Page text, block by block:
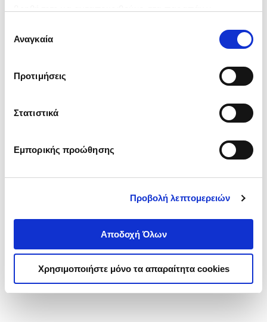
ενδιαφέρουν και να επιλέξετε από τα παρακάτω με την
΄΄και να ενημερωθείτε σχετικά με
συγκατάθεσης
Αναγκαία
Προτιμήσεις
Στατιστικά
Εμπορικής προώθησης
Προβολή λεπτομερειών
Αποδοχή Όλων
Χρησιμοποιήστε μόνο τα απαραίτητα cookies